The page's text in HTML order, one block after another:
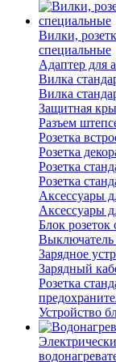
Вилки,
специальные
Адаптер для
Вилка
Вилка
Защитная
Разъем
Розетка
Розетка
Розетка
Розетка
Аксессуары
Аксессуары
Блок розеток
Зарядное
Зарядный
Розетка
Устройство